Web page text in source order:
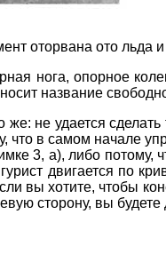
оторвана ото
нога, опорное
название
не удается
в самом начале
3, а), либо потому,
двигается по
вы хотите, чтобы
сторону, вы